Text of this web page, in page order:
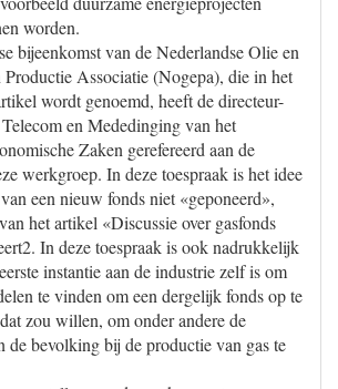
worden.
bijeenkomst van de Nederlandse Olie en
Associatie (Nogepa), die in het
wordt genoemd, heeft de directeur-
en Mededinging van het
Zaken gerefereerd aan de
werkgroep. In deze toespraak is het idee
een nieuw fonds niet «geponeerd»,
het artikel «Discussie over gasfonds
In deze toespraak is ook nadrukkelijk
instantie aan de industrie zelf is om
te vinden om een dergelijk fonds op te
zou willen, om onder andere de
de bevolking bij de productie van gas te